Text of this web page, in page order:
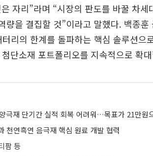
자리”라며 “시장의 판도를 바꿀 차
량을 결집할 것”이라고 말했다. 백종훈
리의 한계를 돌파하는 핵심 솔루션으
단소재 포트폴리오를 지속적으로 확
극재 단기간 실적 회복 어려워…목표가 21만원
천연흑연 음극재 핵심 원료 개발 협력
팜 등